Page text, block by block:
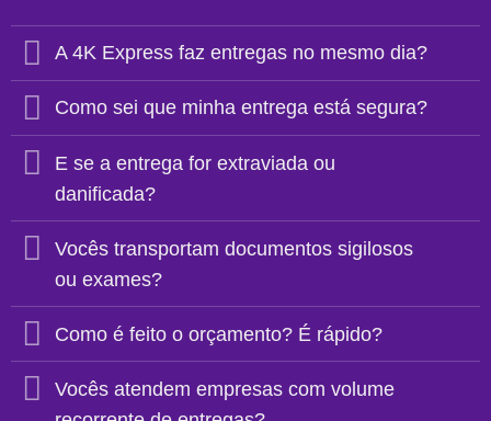
A 4K Express faz entregas no mesmo dia?
Como sei que minha entrega está segura?
E se a entrega for extraviada ou
danificada?
Vocês transportam documentos sigilosos
ou exames?
Como é feito o orçamento? É rápido?
Vocês atendem empresas com volume